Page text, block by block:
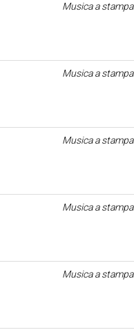
Musica a stampa
Musica a stampa
Musica a stampa
Musica a stampa
Musica a stampa